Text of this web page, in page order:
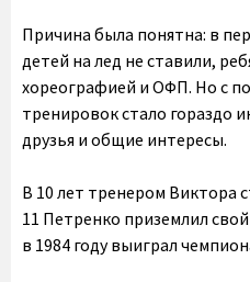
Причина была понятна: в
детей на лед не ставили,
хореографией и ОФП. Но с
тренировок стало гораздо
друзья и общие интересы.
В 10 лет тренером Виктора
11 Петренко приземлил
в 1984 году выиграл